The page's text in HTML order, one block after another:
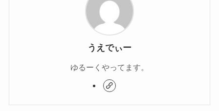
うえでぃー
ゆるーくやってます。